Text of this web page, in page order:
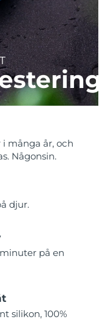
många år, och
Någonsin.
djur.
på en
silikon, 100%